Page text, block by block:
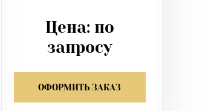
Цена: по
запросу
ОФОРМИТЬ ЗАКАЗ